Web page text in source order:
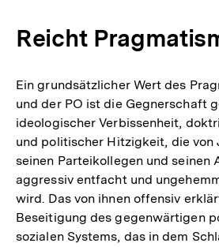
Reicht
Ein grundsätzlicher Wert des
und der PO ist die Gegnerschaft
ideologischer Verbissenheit,
und politischer Hitzigkeit, die von
seinen Parteikollegen und seinen
aggressiv entfacht und
wird. Das von ihnen offensiv
Beseitigung des gegenwärtigen
sozialen Systems, das in dem